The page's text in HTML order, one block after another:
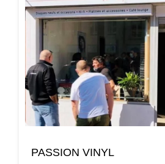
PASSION VINYL